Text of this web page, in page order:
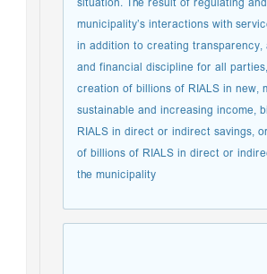
municipality’s interactions with
in addition to creating
and financial discipline for all
creation of billions of RIALS in new,
sustainable and increasing income,
RIALS in direct or indirect savings,
of billions of RIALS in direct or
the municipality